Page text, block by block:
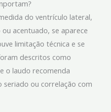
do ventrículo lateral,
acentuado, se aparece
limitação técnica e se
descritos como
o laudo recomenda
seriado ou correlação com